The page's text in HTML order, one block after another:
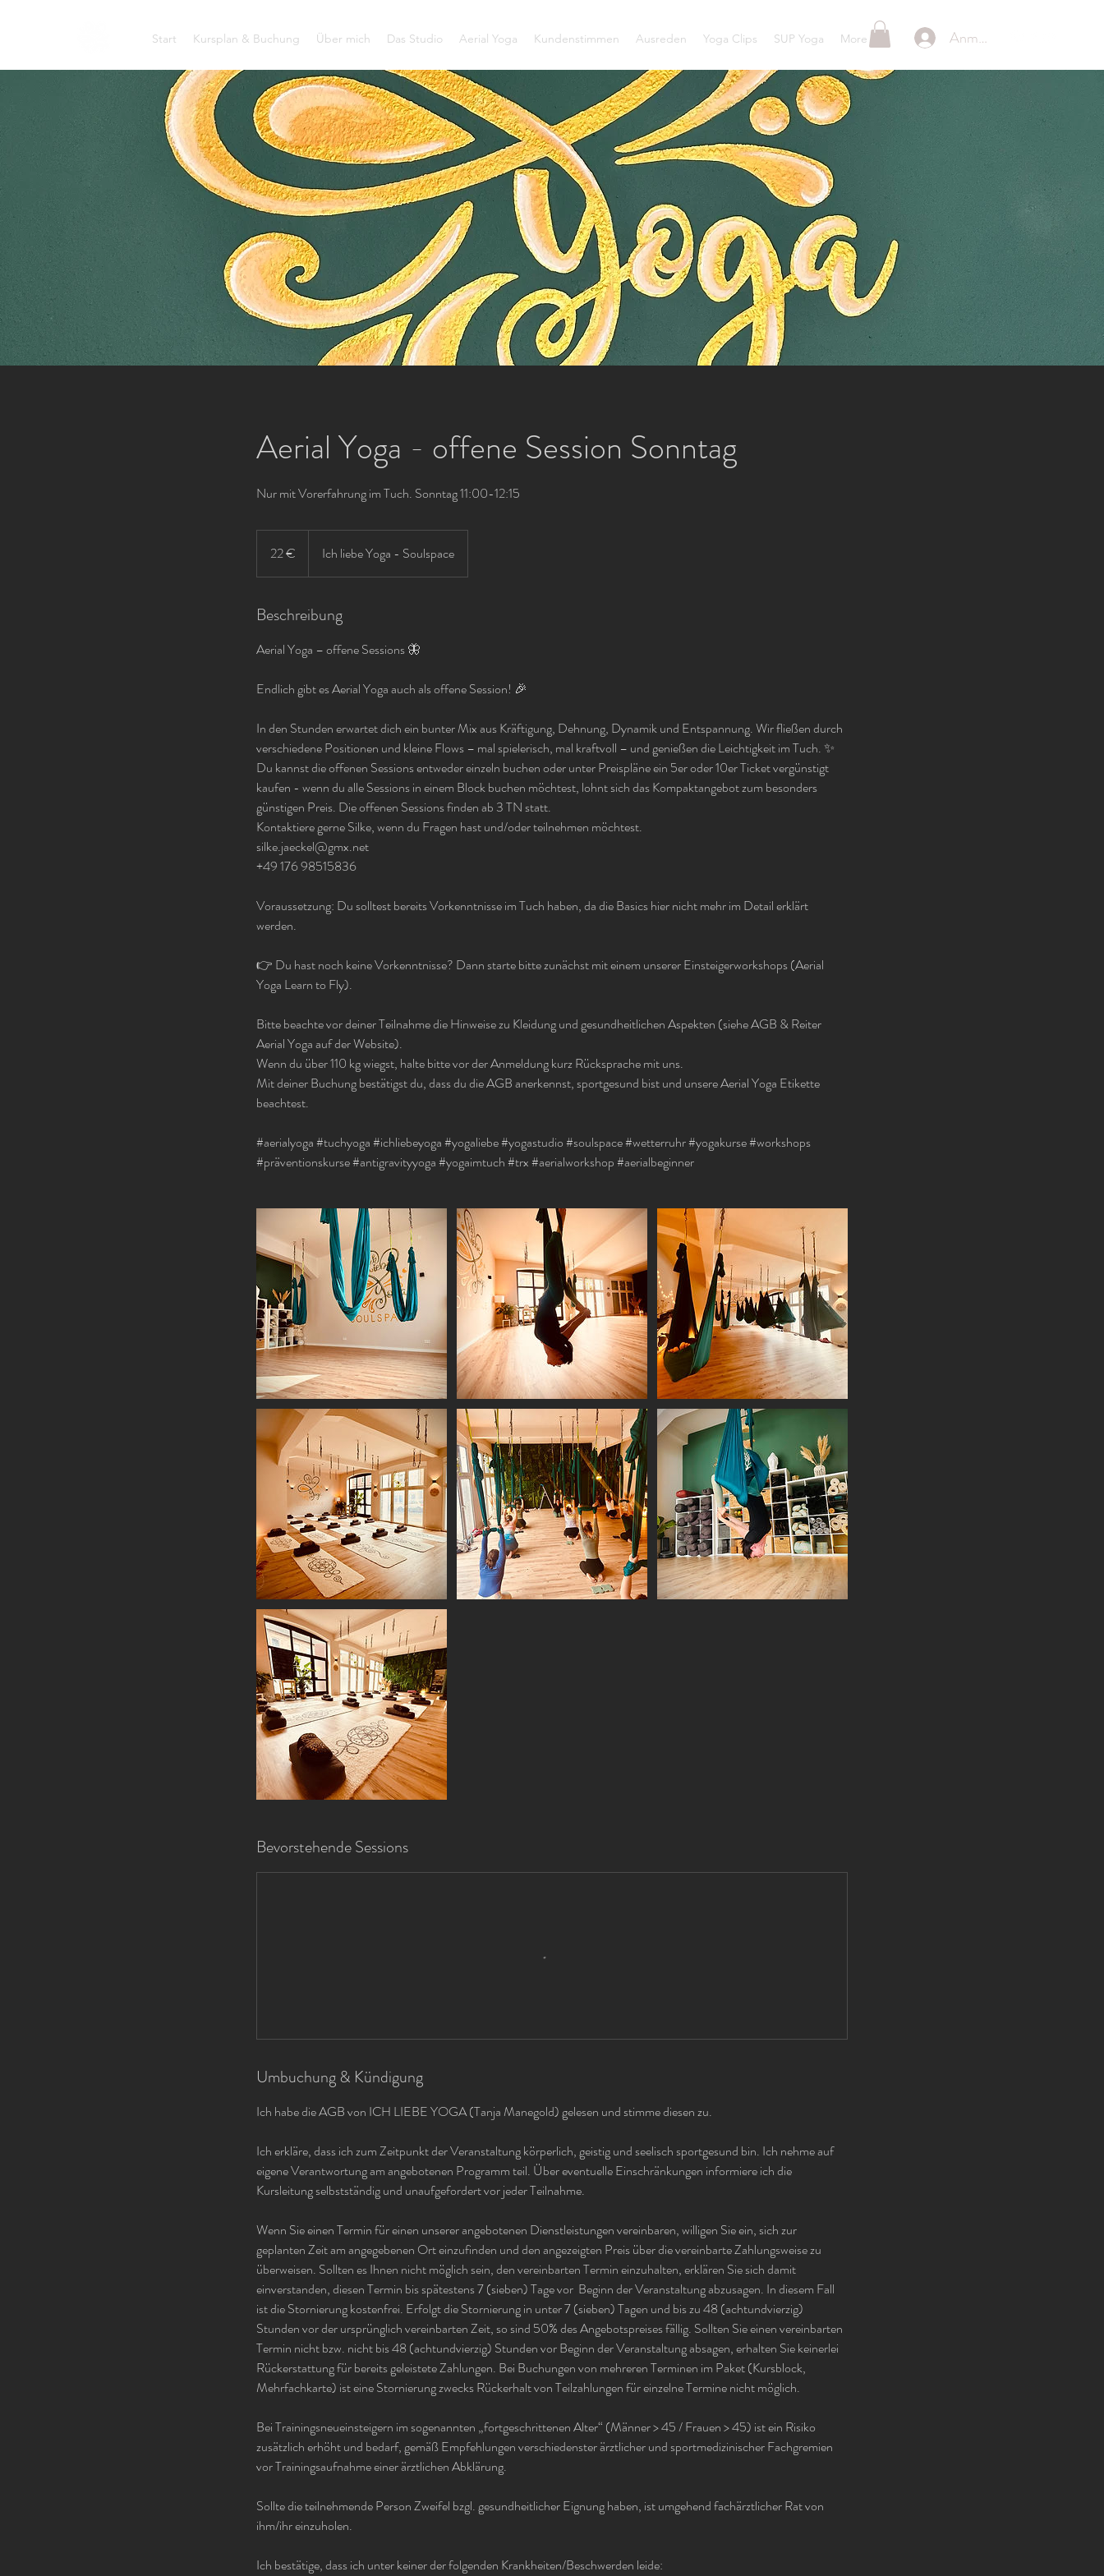
Anmelden
Start Kursplan & Buchung Über mich Das Studio Aerial Yoga Kundenstimmen Ausreden Yoga Clips SUP Yoga More
Aerial Yoga - offene Session Sonntag
Nur mit Vorerfahrung im Tuch. Sonntag 11:00-12:15
22 € Ich liebe Yoga - Soulspace
Beschreibung
Aerial Yoga – offene Sessions 🦋
Endlich gibt es Aerial Yoga auch als offene Session! 🎉
In den Stunden erwartet dich ein bunter Mix aus Kräftigung, Dehnung, Dynamik und Entspannung. Wir fließen durch
verschiedene Positionen und kleine Flows – mal spielerisch, mal kraftvoll – und genießen die Leichtigkeit im Tuch. ✨
Du kannst die offenen Sessions entweder einzeln buchen oder unter Preispläne ein 5er oder 10er Ticket vergünstigt
kaufen - wenn du alle Sessions in einem Block buchen möchtest, lohnt sich das Kompaktangebot zum besonders
günstigen Preis. Die offenen Sessions finden ab 3 TN statt.
Kontaktiere gerne Silke, wenn du Fragen hast und/oder teilnehmen möchtest.
silke.jaeckel@gmx.net
+49 176 98515836
Voraussetzung: Du solltest bereits Vorkenntnisse im Tuch haben, da die Basics hier nicht mehr im Detail erklärt
werden.
👉 Du hast noch keine Vorkenntnisse? Dann starte bitte zunächst mit einem unserer Einsteigerworkshops (Aerial
Yoga Learn to Fly).
Bitte beachte vor deiner Teilnahme die Hinweise zu Kleidung und gesundheitlichen Aspekten (siehe AGB & Reiter
Aerial Yoga auf der Website).
Wenn du über 110 kg wiegst, halte bitte vor der Anmeldung kurz Rücksprache mit uns.
Mit deiner Buchung bestätigst du, dass du die AGB anerkennst, sportgesund bist und unsere Aerial Yoga Etikette
beachtest.
#aerialyoga #tuchyoga #ichliebeyoga #yogaliebe #yogastudio #soulspace #wetterruhr #yogakurse #workshops
#präventionskurse #antigravityyoga #yogaimtuch #trx #aerialworkshop #aerialbeginner
Bevorstehende Sessions
Umbuchung & Kündigung
Ich habe die AGB von ICH LIEBE YOGA (Tanja Manegold) gelesen und stimme diesen zu.
Ich erkläre, dass ich zum Zeitpunkt der Veranstaltung körperlich, geistig und seelisch sportgesund bin. Ich nehme auf
eigene Verantwortung am angebotenen Programm teil. Über eventuelle Einschränkungen informiere ich die
Kursleitung selbstständig und unaufgefordert vor jeder Teilnahme.
Wenn Sie einen Termin für einen unserer angebotenen Dienstleistungen vereinbaren, willigen Sie ein, sich zur
geplanten Zeit am angegebenen Ort einzufinden und den angezeigten Preis über die vereinbarte Zahlungsweise zu
überweisen. Sollten es Ihnen nicht möglich sein, den vereinbarten Termin einzuhalten, erklären Sie sich damit
einverstanden, diesen Termin bis spätestens 7 (sieben) Tage vor Beginn der Veranstaltung abzusagen. In diesem Fall
ist die Stornierung kostenfrei. Erfolgt die Stornierung in unter 7 (sieben) Tagen und bis zu 48 (achtundvierzig)
Stunden vor der ursprünglich vereinbarten Zeit, so sind 50% des Angebotspreises fällig. Sollten Sie einen vereinbarten
Termin nicht bzw. nicht bis 48 (achtundvierzig) Stunden vor Beginn der Veranstaltung absagen, erhalten Sie keinerlei
Rückerstattung für bereits geleistete Zahlungen. Bei Buchungen von mehreren Terminen im Paket (Kursblock,
Mehrfachkarte) ist eine Stornierung zwecks Rückerhalt von Teilzahlungen für einzelne Termine nicht möglich.
Bei Trainingsneueinsteigern im sogenannten „fortgeschrittenen Alter“ (Männer > 45 / Frauen > 45) ist ein Risiko
zusätzlich erhöht und bedarf, gemäß Empfehlungen verschiedenster ärztlicher und sportmedizinischer Fachgremien
vor Trainingsaufnahme einer ärztlichen Abklärung.
Sollte die teilnehmende Person Zweifel bzgl. gesundheitlicher Eignung haben, ist umgehend fachärztlicher Rat von
ihm/ihr einzuholen.
Ich bestätige, dass ich unter keiner der folgenden Krankheiten/Beschwerden leide: